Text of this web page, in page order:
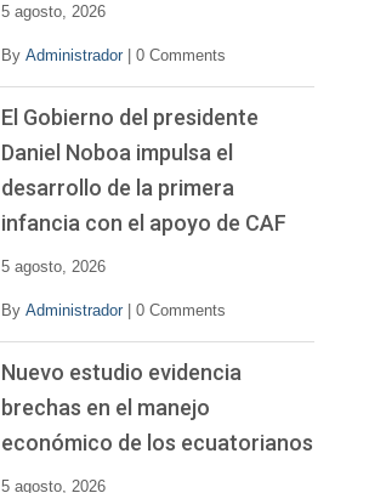
5 agosto, 2026
By Administrador 0 Comments
El Gobierno del presidente
Daniel Noboa impulsa el
desarrollo de la primera
infancia con el apoyo de CAF
5 agosto, 2026
By Administrador 0 Comments
Nuevo estudio evidencia
brechas en el manejo
económico de los ecuatorianos
5 agosto, 2026